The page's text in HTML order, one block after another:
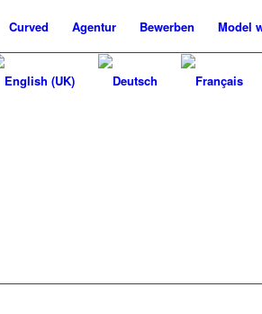
Curved Agentur Bewerben Model